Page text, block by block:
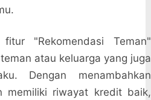
"Rekomendasi Teman"
atau keluarga yang juga
Dengan menambahkan
memiliki riwayat kredit baik,